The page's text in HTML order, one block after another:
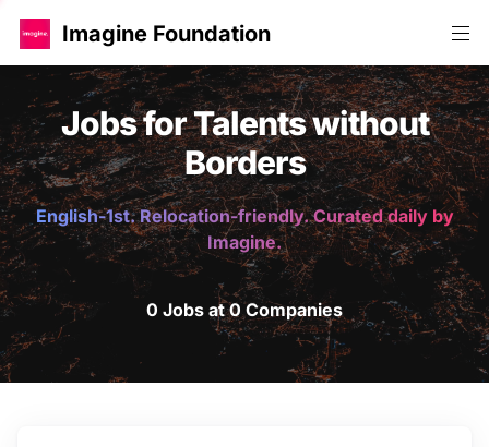
Imagine Foundation
Jobs for Talents without
Borders
English-1st. Relocation-friendly. Curated daily by
Imagine.
0 Jobs at 0 Companies